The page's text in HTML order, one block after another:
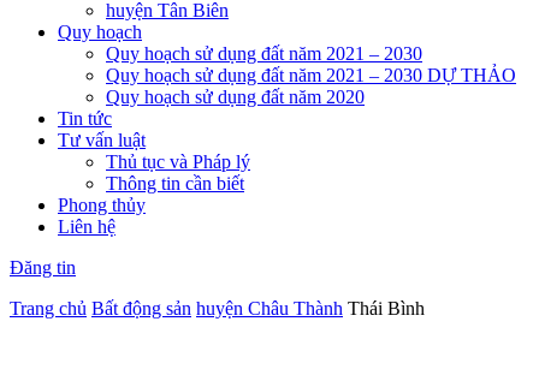
huyện Tân Biên
Quy hoạch
Quy hoạch sử dụng đất năm 2021 – 2030
Quy hoạch sử dụng đất năm 2021 – 2030 DỰ THẢO
Quy hoạch sử dụng đất năm 2020
Tin tức
Tư vấn luật
Thủ tục và Pháp lý
Thông tin cần biết
Phong thủy
Liên hệ
Đăng tin
Trang chủ Bất động sản huyện Châu Thành Thái Bình